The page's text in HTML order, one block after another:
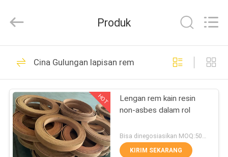
RUMAH
PRODUK
TENTANG
KAMI
Reserved.
Gulungan lapisan
rem
42
Produk
Cina Gulungan lapisan rem
HOT
Lengan rem kain resin
non-asbes dalam rol
Bisa dinegosiasikan MOQ:500 kg
KIRIM SEKARANG